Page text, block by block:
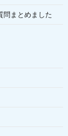
問まとめました